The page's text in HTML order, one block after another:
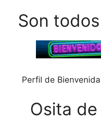
Son
Perfil de
Osita